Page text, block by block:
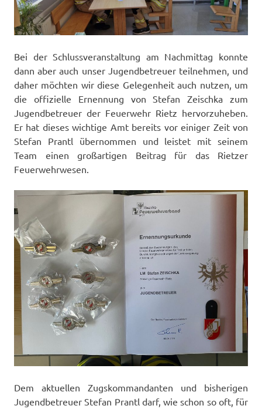
Bei der Schlussveranstaltung am Nachmittag konnte
dann aber auch unser Jugendbetreuer teilnehmen, und
daher möchten wir diese Gelegenheit auch nutzen, um
die offizielle Ernennung von Stefan Zeischka zum
Jugendbetreuer der Feuerwehr Rietz hervorzuheben.
Er hat dieses wichtige Amt bereits vor einiger Zeit von
Stefan Prantl übernommen und leistet mit seinem
Team einen großartigen Beitrag für das Rietzer
Feuerwehrwesen.
Dem aktuellen Zugskommandanten und bisherigen
Jugendbetreuer Stefan Prantl darf, wie schon so oft, für